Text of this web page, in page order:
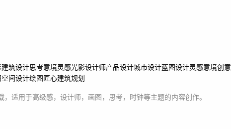
建筑设计思考意境灵感光影设计师产品设计城市设计蓝图设计灵感意境创意
空间设计绘图匠心建筑规划
，适用于高级感，设计师，画图，思考，时钟等主题的内容创作。